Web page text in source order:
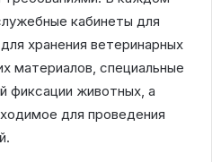
кабинеты для
хранения ветеринарных
материалов, специальные
фиксации животных, а
для проведения